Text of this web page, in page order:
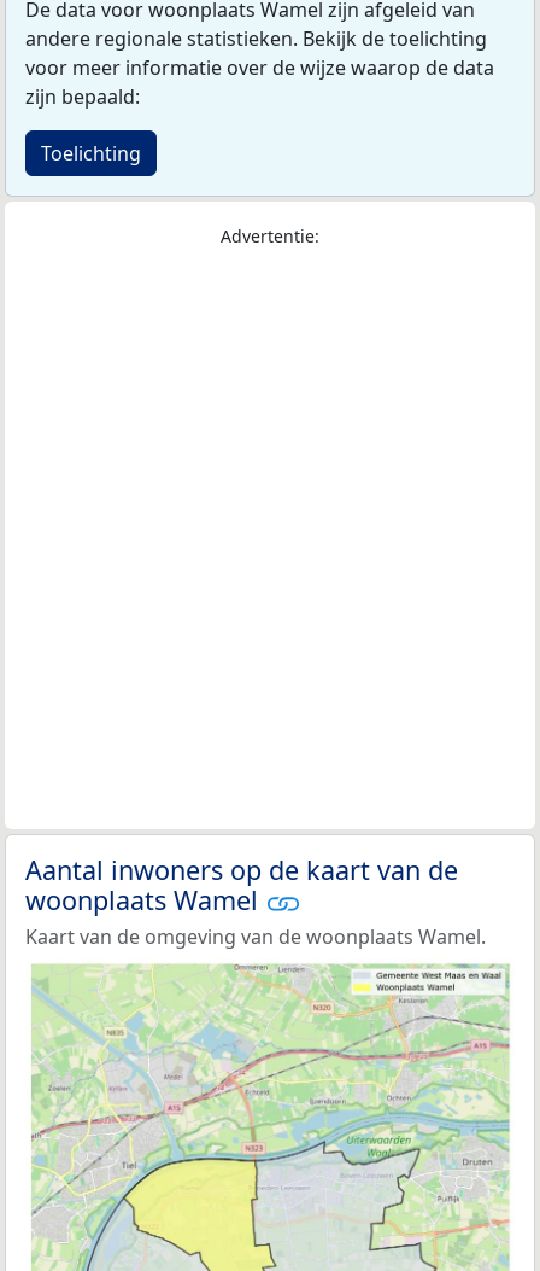
De data voor woonplaats Wamel zijn afgeleid van
andere regionale statistieken. Bekijk de toelichting
voor meer informatie over de wijze waarop de data
zijn bepaald:
Toelichting
Advertentie:
Aantal inwoners op de kaart van de
woonplaats Wamel
Kaart van de omgeving van de woonplaats Wamel.